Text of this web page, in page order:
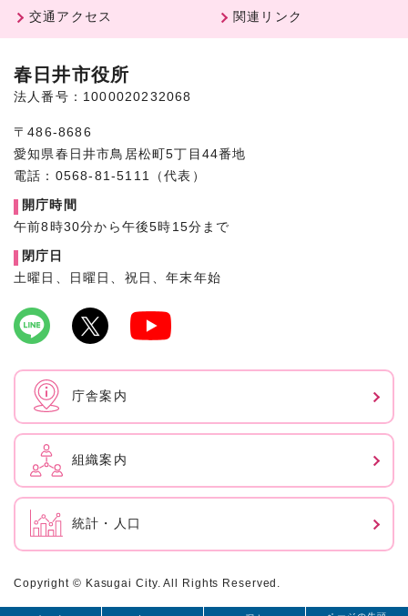
交通アクセス
関連リンク
春日井市役所
法人番号：1000020232068
〒486-8686
愛知県春日井市鳥居松町5丁目44番地
電話：0568-81-5111（代表）
開庁時間
午前8時30分から午後5時15分まで
閉庁日
土曜日、日曜日、祝日、年末年始
庁舎案内
組織案内
統計・人口
Copyright © Kasugai City. All Rights Reserved.